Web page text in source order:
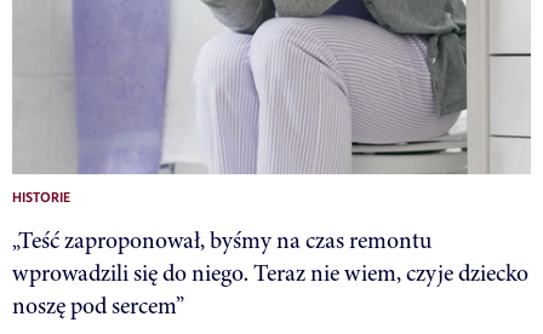
HISTORIE
„Teść zaproponował, byśmy na czas remontu
wprowadzili się do niego. Teraz nie wiem, czyje dziecko
noszę pod sercem”